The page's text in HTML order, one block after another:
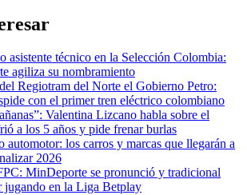
asistente técnico en la Selección Colombia:
agiliza su nombramiento
Regiotram del Norte el Gobierno Petro:
con el primer tren eléctrico colombiano
Valentina Lizcano habla sobre el
a los 5 años y pide frenar burlas
automotor: los carros y marcas que llegarán a
2026
MinDeporte se pronunció y tradicional
jugando en la Liga Betplay